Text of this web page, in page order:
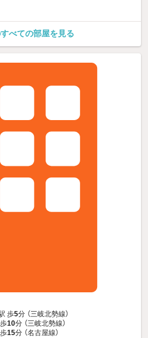
べての部屋を見る
歩5分 （三岐北勢線）
10分 （三岐北勢線）
15分 （名古屋線）